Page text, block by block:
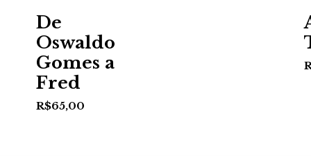
De
Oswaldo
Gomes a
Fred
R$65,00